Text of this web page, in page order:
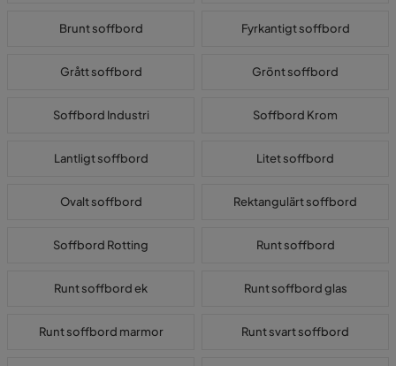
Brunt soffbord Fyrkantigt soffbord
Grått soffbord Grönt soffbord
Soffbord Industri Soffbord Krom
Lantligt soffbord Litet soffbord
Ovalt soffbord Rektangulärt soffbord
Soffbord Rotting Runt soffbord
Runt soffbord ek Runt soffbord glas
Runt soffbord marmor Runt svart soffbord